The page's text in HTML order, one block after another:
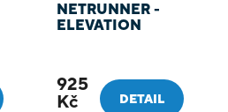
NETRUNNER -
ELEVATION
925
Kč
DETAIL